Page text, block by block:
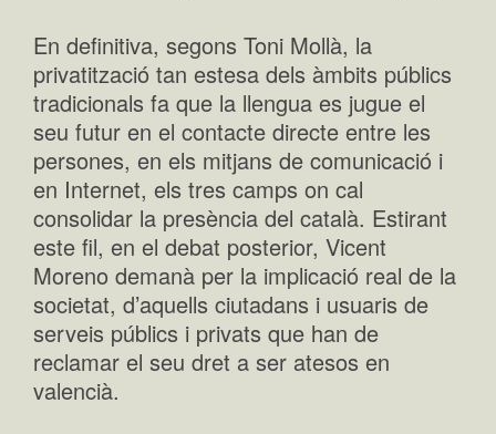
En definitiva, segons Toni Mollà, la
privatització tan estesa dels àmbits públics
tradicionals fa que la llengua es jugue el
seu futur en el contacte directe entre les
persones, en els mitjans de comunicació i
en Internet, els tres camps on cal
consolidar la presència del català. Estirant
este fil, en el debat posterior, Vicent
Moreno demanà per la implicació real de la
societat, d’aquells ciutadans i usuaris de
serveis públics i privats que han de
reclamar el seu dret a ser atesos en
valencià.